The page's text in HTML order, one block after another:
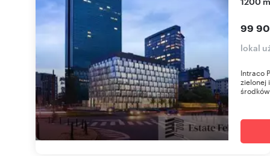
99
lokal
Intraco
zielonej